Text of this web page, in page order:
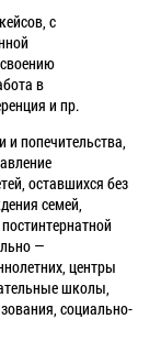
с
в
и пр.
и попечительства,
оставшихся без
семей,
—
центры
школы,
социально-